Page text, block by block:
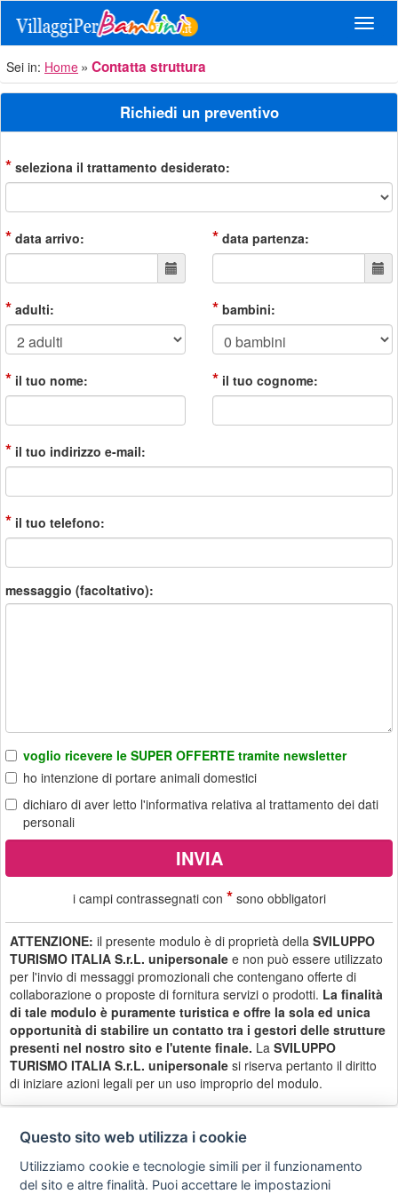
Sei in: Home Contatta struttura
Richiedi un preventivo
* seleziona il trattamento desiderato:
* data arrivo: * data partenza:
* adulti: * bambini:
* il tuo nome: * il tuo cognome:
* il tuo indirizzo e-mail:
* il tuo telefono:
messaggio (facoltativo):
voglio ricevere le SUPER OFFERTE tramite newsletter
ho intenzione di portare animali domestici
dichiaro di aver letto l'informativa relativa al trattamento dei dati
personali
i campi contrassegnati con *sono obbligatori
ATTENZIONE: il presente modulo è di proprietà della SVILUPPO
TURISMO ITALIA S.r.L. unipersonale e non può essere utilizzato
per l'invio di messaggi promozionali che contengano offerte di
collaborazione o proposte di fornitura servizi o prodotti. La finalità
di tale modulo è puramente turistica e offre la sola ed unica
opportunità di stabilire un contatto tra i gestori delle strutture
presenti nel nostro sito e l'utente finale. La SVILUPPO
TURISMO ITALIA S.r.L. unipersonale si riserva pertanto il diritto
di iniziare azioni legali per un uso improprio del modulo.
Privacy
policy
Avviso
legale
Scrivici
Questo sito web utilizza i cookie
Utilizziamo cookie e tecnologie simili per il funzionamento
del sito e altre finalità. Puoi accettare le impostazioni